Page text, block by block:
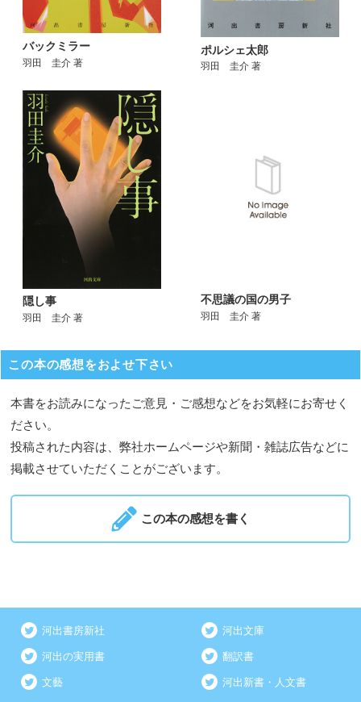
バックミラー
羽田 圭介 著
ポルシェ太郎
羽田 圭介 著
隠し事
羽田 圭介 著
不思議の国の男子
羽田 圭介 著
この本の感想をおよせ下さい
本書をお読みになったご意見・ご感想などをお気軽にお寄せく
ださい。
投稿された内容は、弊社ホームページや新聞・雑誌広告などに
掲載させていただくことがございます。
この本の感想を書く
河出書房新社 河出文庫
河出の実用書 翻訳書
文藝 河出新書・人文書